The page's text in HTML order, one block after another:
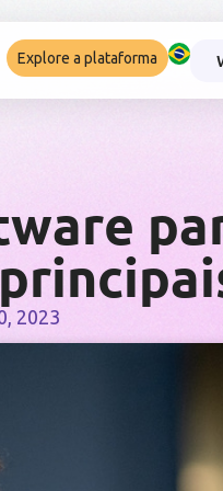
Explore a plataforma
2023